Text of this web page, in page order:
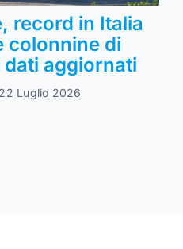
record in Italia
colonnine di
aggiornati
Luglio 2026